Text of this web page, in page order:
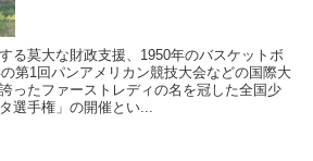
る莫大な財政支援、1950年のバスケットボ
第1回パンアメリカン競技大会などの国際大
ったファーストレディの名を冠した全国少
選手権」の開催とい...